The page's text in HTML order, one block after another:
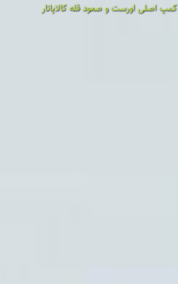
کمپ اصلی اورست و صعود قله کالاپاتار